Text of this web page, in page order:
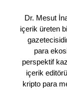
Dr. Mesut
içerik üreten
para
perspektif
içerik
kripto para